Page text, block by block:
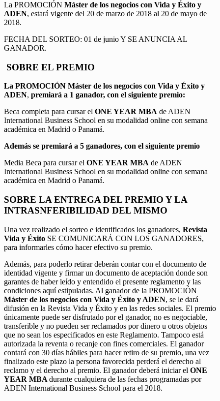
La PROMOCIÓN Máster de los negocios con Vida y Éxito y
ADEN, estará vigente del 20 de marzo de 2018 al 20 de mayo de
2018.
FECHA DEL SORTEO: 01 de junio Y SE ANUNCIA AL
GANADOR.
SOBRE EL PREMIO
La PROMOCIÓN Máster de los negocios con Vida y Éxito y
ADEN, premiará a 1 ganador, con el siguiente premio:
Beca completa para cursar el ONE YEAR MBA de ADEN
International Business School en su modalidad online con semana
académica en Madrid o Panamá.
Además se premiará a 5 ganadores, con el siguiente premio
Media Beca para cursar el ONE YEAR MBA de ADEN
International Business School en su modalidad online con semana
académica en Madrid o Panamá.
SOBRE LA ENTREGA DEL PREMIO Y LA
INTRASNFERIBILIDAD DEL MISMO
Una vez realizado el sorteo e identificados los ganadores, Revista
Vida y Éxito SE COMUNICARÁ CON LOS GANADORES,
para informarles cómo hacer efectivo su premio.
Además, para poderlo retirar deberán contar con el documento de
identidad vigente y firmar un documento de aceptación donde son
garantes de haber leído y entendido el presente reglamento y las
condiciones aquí estipuladas. Al ganador de la PROMOCIÓN
Máster de los negocios con Vida y Éxito y ADEN, se le dará
difusión en la Revista Vida y Éxito y en las redes sociales. El premio
únicamente puede ser disfrutado por el ganador, no es negociable,
transferible y no pueden ser reclamados por dinero u otros objetos
que no sean los especificados en este Reglamento. Tampoco está
autorizada la reventa o recanje con fines comerciales. El ganador
contará con 30 días hábiles para hacer retiro de su premio, una vez
finalizado este plazo la persona favorecida perderá el derecho al
reclamo y el derecho al premio. El ganador deberá iniciar el ONE
YEAR MBA durante cualquiera de las fechas programadas por
ADEN International Business School para el 2018.